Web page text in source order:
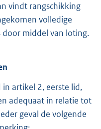
vindt rangschikking
volledige
door middel van loting.
artikel 2, eerste lid,
adequaat in relatie tot
geval de volgende